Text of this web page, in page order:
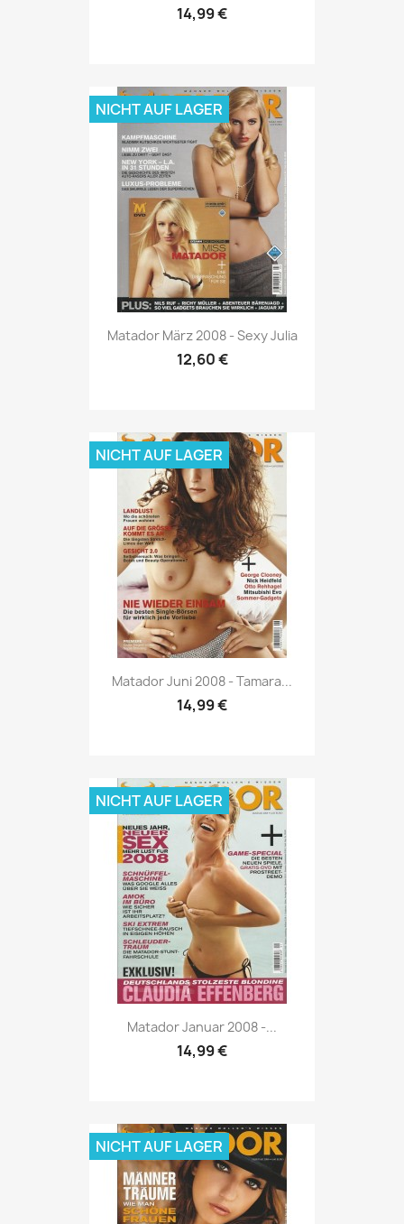
14,99 €
Vorschau
Matador März 2008 - Sexy Julia
12,60 €
NICHT AUF LAGER
Vorschau
Matador Juni 2008 - Tamara...
14,99 €
NICHT AUF LAGER
Vorschau
Matador Januar 2008 -...
14,99 €
NICHT AUF LAGER
NICHT AUF LAGER